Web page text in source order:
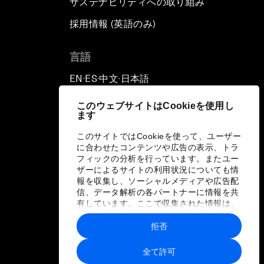
このウェブサイトはCookieを使用し
ます
このサイトではCookieを使って、ユーザー
に合わせたコンテンツや広告の表示、トラ
フィックの分析を行っています。またユー
ザーによるサイトの利用状況についても情
報を収集し、ソーシャルメディアや広告配
信、データ解析の各パートナーに情報を共
有しています。ここで収集された情報は、
ユーザーが各パートナーに提供した他の情
報や各パートナーのサービスを使用した際
に収集された情報と組み合わされ、各パー
トナーによって使用されることがありま
す。
全て許可
拒否
採用情報 (英語のみ)
言語
EN ▪ES▪中文▪ 日本語